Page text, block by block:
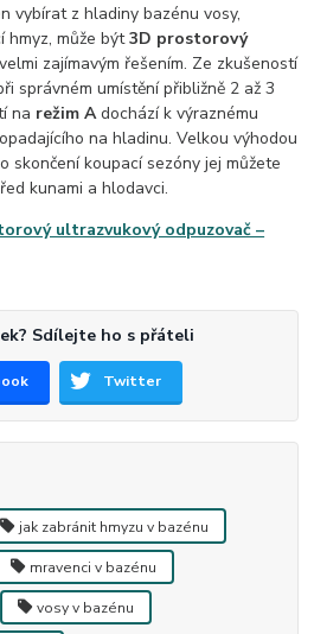
vybírat z hladiny bazénu vosy,
hmyz, může být3D prostorový
velmi zajímavým řešením. Ze zkušeností
správném umístění přibližně 2 až 3
na režim Adochází k výraznému
na hladinu. Velkou výhodou
skončení koupací sezóny jej můžete
kunami a hlodavci.
ultrazvukový odpuzovač –
Sdílejte ho s přáteli
Twitter
jak zabránit hmyzu v bazénu
mravenci v bazénu
vosy v bazénu